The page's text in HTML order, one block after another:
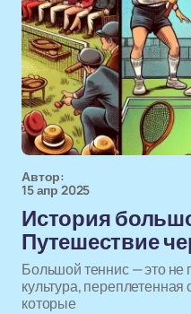
Автор:
15 апр 2025
История
Путешествие
Большой теннис — это не
культура,
которые